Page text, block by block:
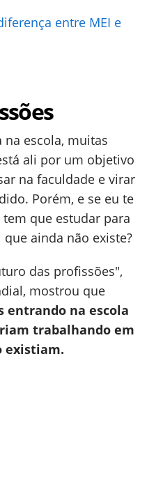
entre MEI e
na escola, muitas
ali por um objetivo
na faculdade e virar
Porém, e se eu te
tem que estudar para
ainda não existe?
das profissões",
mostrou que
entrando na escola
trabalhando em
existiam.